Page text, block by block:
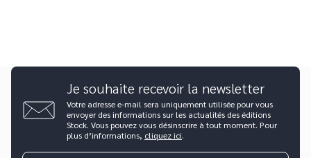
Je souhaite recevoir la newsletter
Votre adresse e-mail sera uniquement utilisée pour vous
envoyer des informations sur les actualités des éditions
Stock. Vous pouvez vous désinscrire à tout moment. Pour
plus d’informations, cliquez ici.